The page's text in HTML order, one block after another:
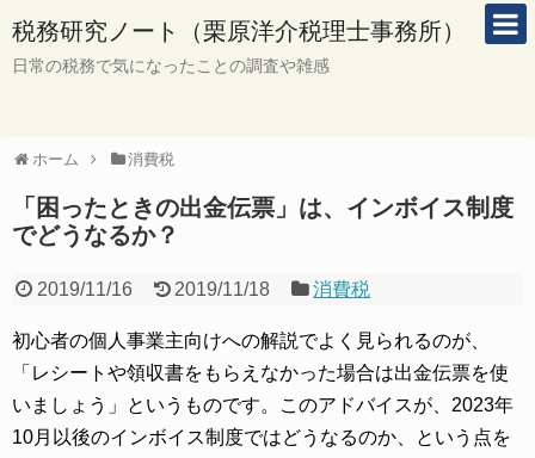
税務研究ノート（栗原洋介税理士事務所）
日常の税務で気になったことの調査や雑感
ホーム 消費税
「困ったときの出金伝票」は、インボイス制度
でどうなるか？
2019/11/16 2019/11/18 消費税
初心者の個人事業主向けへの解説でよく見られるのが、
「レシートや領収書をもらえなかった場合は出金伝票を使
いましょう」というものです。このアドバイスが、2023年
10月以後のインボイス制度ではどうなるのか、という点を